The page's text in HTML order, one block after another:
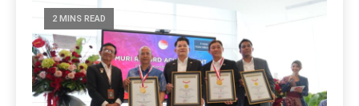
2 MINS READ